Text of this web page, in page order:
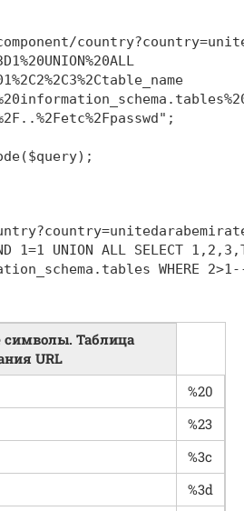
1=1 UNION ALL SELECT
WHERE
символы. Таблица
URL
%20
%23
%3c
%3d